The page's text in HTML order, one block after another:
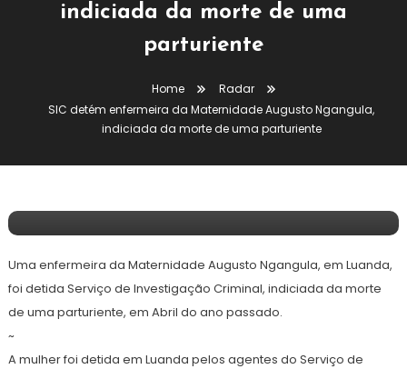
indiciada da morte de uma
parturiente
Home
Radar
SIC detém enfermeira da Maternidade Augusto Ngangula,
indiciada da morte de uma parturiente
10 de Abril, 2025
Redação E&F
Uma enfermeira da Maternidade Augusto Ngangula, em Luanda,
foi detida Serviço de Investigação Criminal, indiciada da morte
de uma parturiente, em Abril do ano passado.
~
A mulher foi detida em Luanda pelos agentes do Serviço de